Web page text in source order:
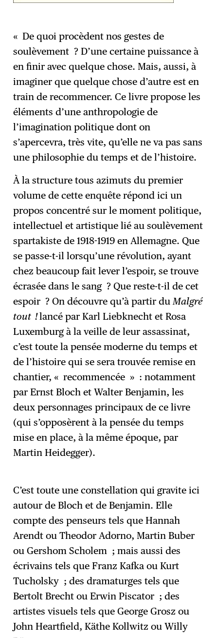
« De quoi procèdent nos gestes de
soulèvement ? D’une certaine puissance à
en finir avec quelque chose. Mais, aussi, à
imaginer que quelque chose d’autre est en
train de recommencer. Ce livre propose les
éléments d’une anthropologie de
l’imagination politique dont on
s’apercevra, très vite, qu’elle ne va pas sans
une philosophie du temps et de l’histoire.
À la structure tous azimuts du premier
volume de cette enquête répond ici un
propos concentré sur le moment politique,
intellectuel et artistique lié au soulèvement
spartakiste de 1918-1919 en Allemagne. Que
se passe-t-il lorsqu’une révolution, ayant
chez beaucoup fait lever l’espoir, se trouve
écrasée dans le sang ? Que reste-t-il de cet
espoir ? On découvre qu’à partir du Malgré
tout !lancé par Karl Liebknecht et Rosa
Luxemburg à la veille de leur assassinat,
c’est toute la pensée moderne du temps et
de l’histoire qui se sera trouvée remise en
chantier, « recommencée » : notamment
par Ernst Bloch et Walter Benjamin, les
deux personnages principaux de ce livre
(qui s’opposèrent à la pensée du temps
mise en place, à la même époque, par
Martin Heidegger).
C’est toute une constellation qui gravite ici
autour de Bloch et de Benjamin. Elle
compte des penseurs tels que Hannah
Arendt ou Theodor Adorno, Martin Buber
ou Gershom Scholem ; mais aussi des
écrivains tels que Franz Kafka ou Kurt
Tucholsky ; des dramaturges tels que
Bertolt Brecht ou Erwin Piscator ; des
artistes visuels tels que George Grosz ou
John Heartfield, Käthe Kollwitz ou Willy